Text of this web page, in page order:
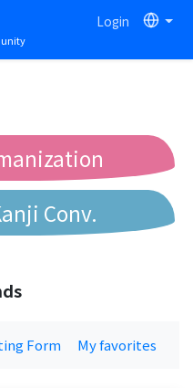
Login
Conv.
Form My favorites